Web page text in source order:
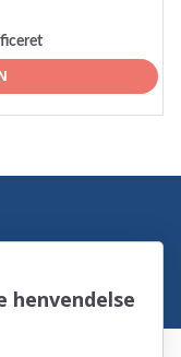
henvendelse